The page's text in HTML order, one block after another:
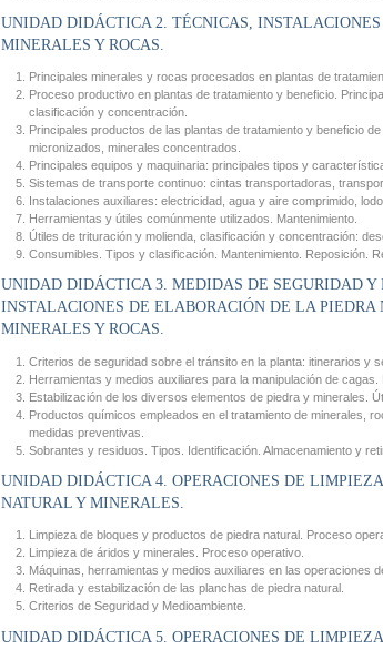
UNIDAD DIDÁCTICA 2. TÉCNICAS,
MINERALES Y ROCAS.
Principales minerales y rocas procesados en plantas de
Proceso productivo en plantas de tratamiento y beneficio.
clasificación y concentración.
Principales productos de las plantas de tratamiento y beneficio
micronizados, minerales concentrados.
Principales equipos y maquinaria: principales tipos y
Sistemas de transporte continuo: cintas transportadoras,
Instalaciones auxiliares: electricidad, agua y aire comprimido,
Herramientas y útiles comúnmente utilizados. Mantenimiento.
Útiles de trituración y molienda, clasificación y concentración:
Consumibles. Tipos y clasificación. Mantenimiento. Reposición.
UNIDAD DIDÁCTICA 3. MEDIDAS DE SEGURIDAD
INSTALACIONES DE ELABORACIÓN DE LA
MINERALES Y ROCAS.
Criterios de seguridad sobre el tránsito en la planta: itinerarios y
Herramientas y medios auxiliares para la manipulación de
Estabilización de los diversos elementos de piedra y minerales.
Productos químicos empleados en el tratamiento de minerales,
medidas preventivas.
Sobrantes y residuos. Tipos. Identificación. Almacenamiento y
UNIDAD DIDÁCTICA 4. OPERACIONES DE
NATURAL Y MINERALES.
Limpieza de bloques y productos de piedra natural. Proceso
Limpieza de áridos y minerales. Proceso operativo.
Máquinas, herramientas y medios auxiliares en las operaciones
Retirada y estabilización de las planchas de piedra natural.
Criterios de Seguridad y Medioambiente.
UNIDAD DIDÁCTICA 5. OPERACIONES DE